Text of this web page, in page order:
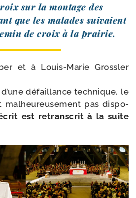
sur la mon­tage des
que les malades sui­vaient
de croix à la prairie.
et à Louis-​Marie Grossler
d’une défaillance tech­nique, le
mal­heu­reu­se­ment pas dis­po­
est retrans­crit à la suite